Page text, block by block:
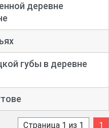
деревне
губы в деревне
Страница 1 из 1 1